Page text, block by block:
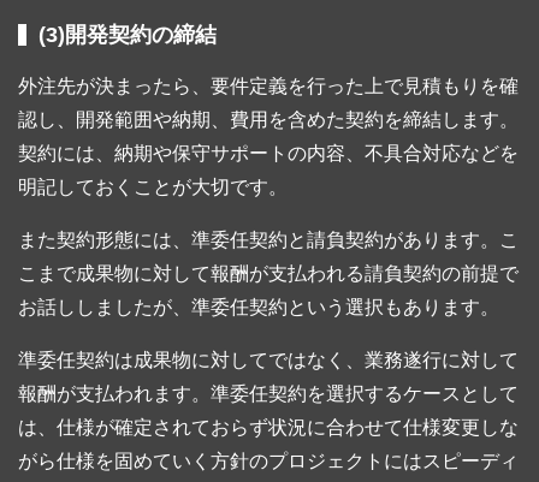
(3)開発契約の締結
外注先が決まったら、要件定義を行った上で見積もりを確
認し、開発範囲や納期、費用を含めた契約を締結します。
契約には、納期や保守サポートの内容、不具合対応などを
明記しておくことが大切です。
また契約形態には、準委任契約と請負契約があります。こ
こまで成果物に対して報酬が支払われる請負契約の前提で
お話ししましたが、準委任契約という選択もあります。
準委任契約は成果物に対してではなく、業務遂行に対して
報酬が支払われます。準委任契約を選択するケースとして
は、仕様が確定されておらず状況に合わせて仕様変更しな
がら仕様を固めていく方針のプロジェクトにはスピーディ